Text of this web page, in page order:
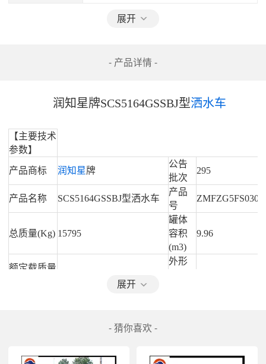
展开
- 产品详情 -
润知星牌SCS5164GSSBJ型洒水车
【主要技术
参数】
产品商标 润知星牌
公告
批次
295
产品名称 SCS5164GSSBJ型洒水车
产品
号
ZMFZG5FS030
总质量(Kg) 15795
罐体
容积
(m3)
9.96
额定载质量
外形
额定载客
挂车
展开
- 猜你喜欢 -